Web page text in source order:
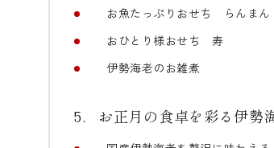
お魚たっぷりおせち らんまん
おひとり様おせち 寿
伊勢海老のお雑煮
お正月の食卓を彩る伊勢